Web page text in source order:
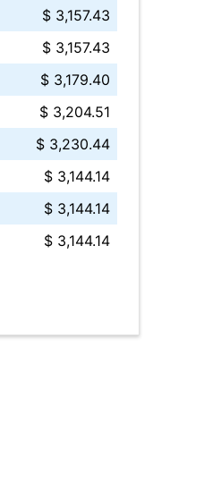
$ 3,157.43
$ 3,157.43
$ 3,179.40
$ 3,204.51
$ 3,230.44
$ 3,144.14
$ 3,144.14
$ 3,144.14